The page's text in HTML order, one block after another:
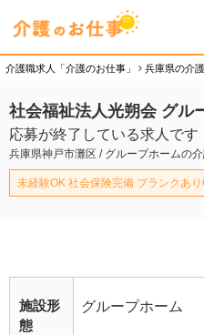
介護職求人「介護のお仕事」 兵庫県の介
社会福祉法人光朔会 グル
応募が終了している求人です
兵庫県神戸市灘区 / グループホームの
未経験OK 社会保険完備 ブランクあり
施設形
態
グループホーム